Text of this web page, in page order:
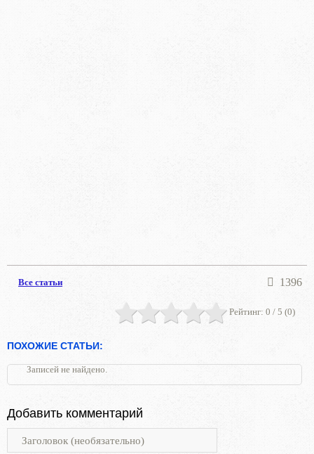
Все статьи 1396
Рейтинг: 0 / 5 (0)
ПОХОЖИЕ СТАТЬИ:
Записей не найдено.
Добавить комментарий